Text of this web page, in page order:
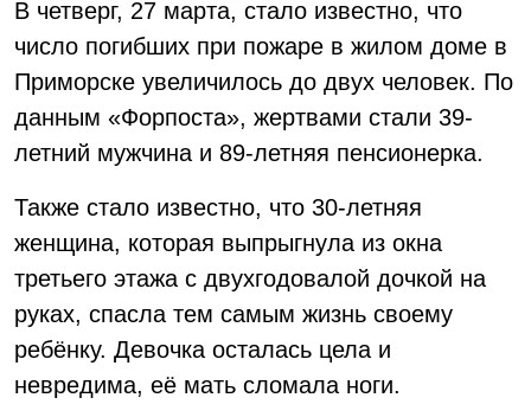
В четверг, 27 марта, стало известно, что
число погибших при пожаре в жилом доме в
Приморске увеличилось до двух человек. По
данным «Форпоста», жертвами стали 39-
летний мужчина и 89-летняя пенсионерка.
Также стало известно, что 30-летняя
женщина, которая выпрыгнула из окна
третьего этажа с двухгодовалой дочкой на
руках, спасла тем самым жизнь своему
ребёнку. Девочка осталась цела и
невредима, её мать сломала ноги.